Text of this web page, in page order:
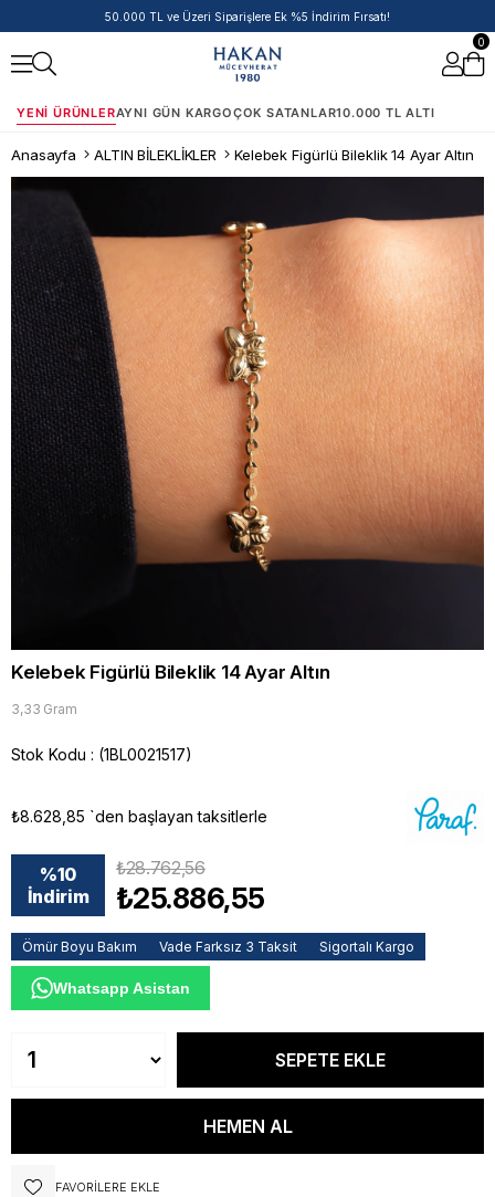
50.000 TL ve Üzeri Siparişlere Ek %5 İndirim Fırsatı!
0
YENI ÜRÜNLERAYNI GÜN KARGOÇOK SATANLAR10.000 TL ALTI
Anasayfa ALTIN BİLEKLİKLER Kelebek Figürlü Bileklik 14 Ayar Altın
Kelebek Figürlü Bileklik 14 Ayar Altın
3,33 Gram
Stok Kodu (1BL0021517)
₺8.628,85 `den başlayan taksitlerle
%10
İndirim
₺28.762,56
₺25.886,55
Ömür Boyu Bakım Vade Farksız 3 Taksit Sigortalı Kargo
Whatsapp Asistan
FAVORILERE EKLE